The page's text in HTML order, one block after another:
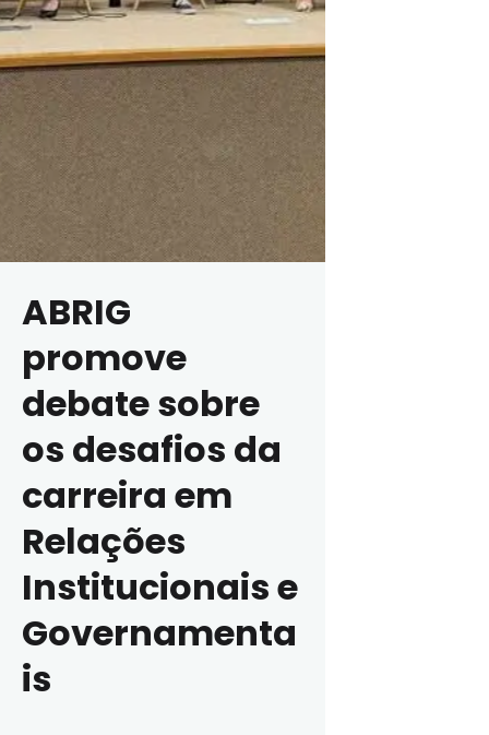
ABRIG
promove
debate sobre
os desafios da
carreira em
Relações
Institucionais e
Governamenta
is